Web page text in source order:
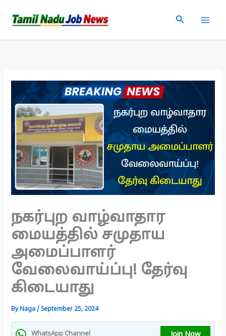
Search
நகர்புற வாழ்வாதார
மையத்தில் சமுதாய
அமைப்பாளர்
வேலைவாய்ப்பு! தேர்வு
கிடையாது
ByNaga/September 25, 2024
WhatsApp Channel